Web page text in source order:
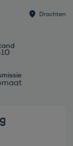
Drachten